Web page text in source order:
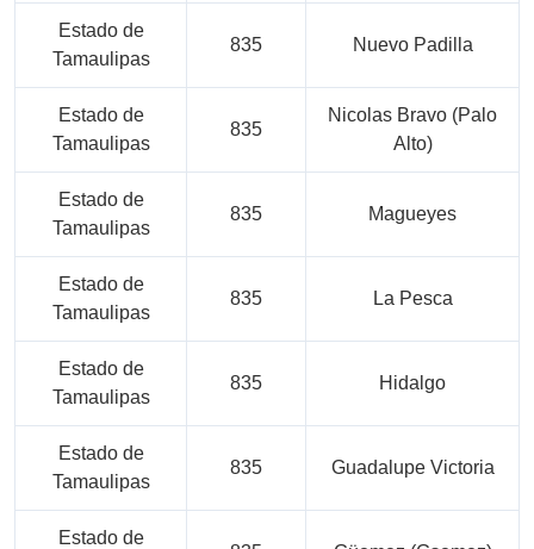
Estado de
Tamaulipas
835 Nuevo Padilla
Estado de
Tamaulipas
835
Nicolas Bravo (Palo
Alto)
Estado de
Tamaulipas
835 Magueyes
Estado de
Tamaulipas
835 La Pesca
Estado de
Tamaulipas
835 Hidalgo
Estado de
Tamaulipas
835 Guadalupe Victoria
Estado de